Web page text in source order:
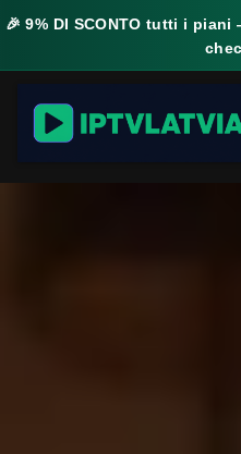
🎉9% DI SCONTO tutti i piani